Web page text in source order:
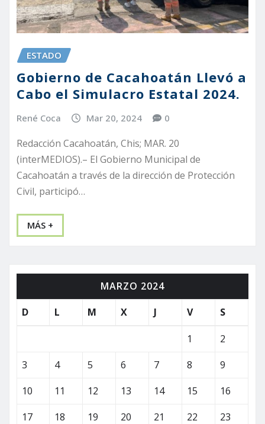
ESTADO
Gobierno de Cacahoatán Llevó a
Cabo el Simulacro Estatal 2024.
René Coca Mar 20, 2024 0
Redacción Cacahoatán, Chis; MAR. 20
(interMEDIOS).– El Gobierno Municipal de
Cacahoatán a través de la dirección de Protección
Civil, participó…
MÁS +
MARZO 2024
D
L M X J V S
1
2
3
4 5 6 7 8
9
10
11 12 13 14 15
16
17
18 19 20 21 22
23